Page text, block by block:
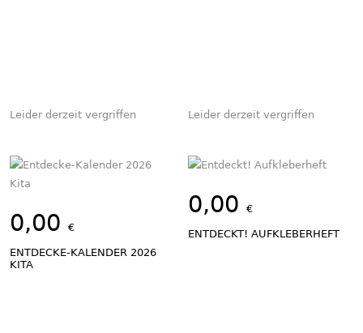
Leider derzeit vergriffen Leider derzeit vergriffen
0,00 €
ENTDECKE-KALENDER 2026
KITA
0,00€
ENTDECKT! AUFKLEBERHEFT